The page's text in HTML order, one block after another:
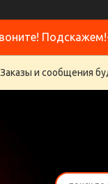
и сообщения